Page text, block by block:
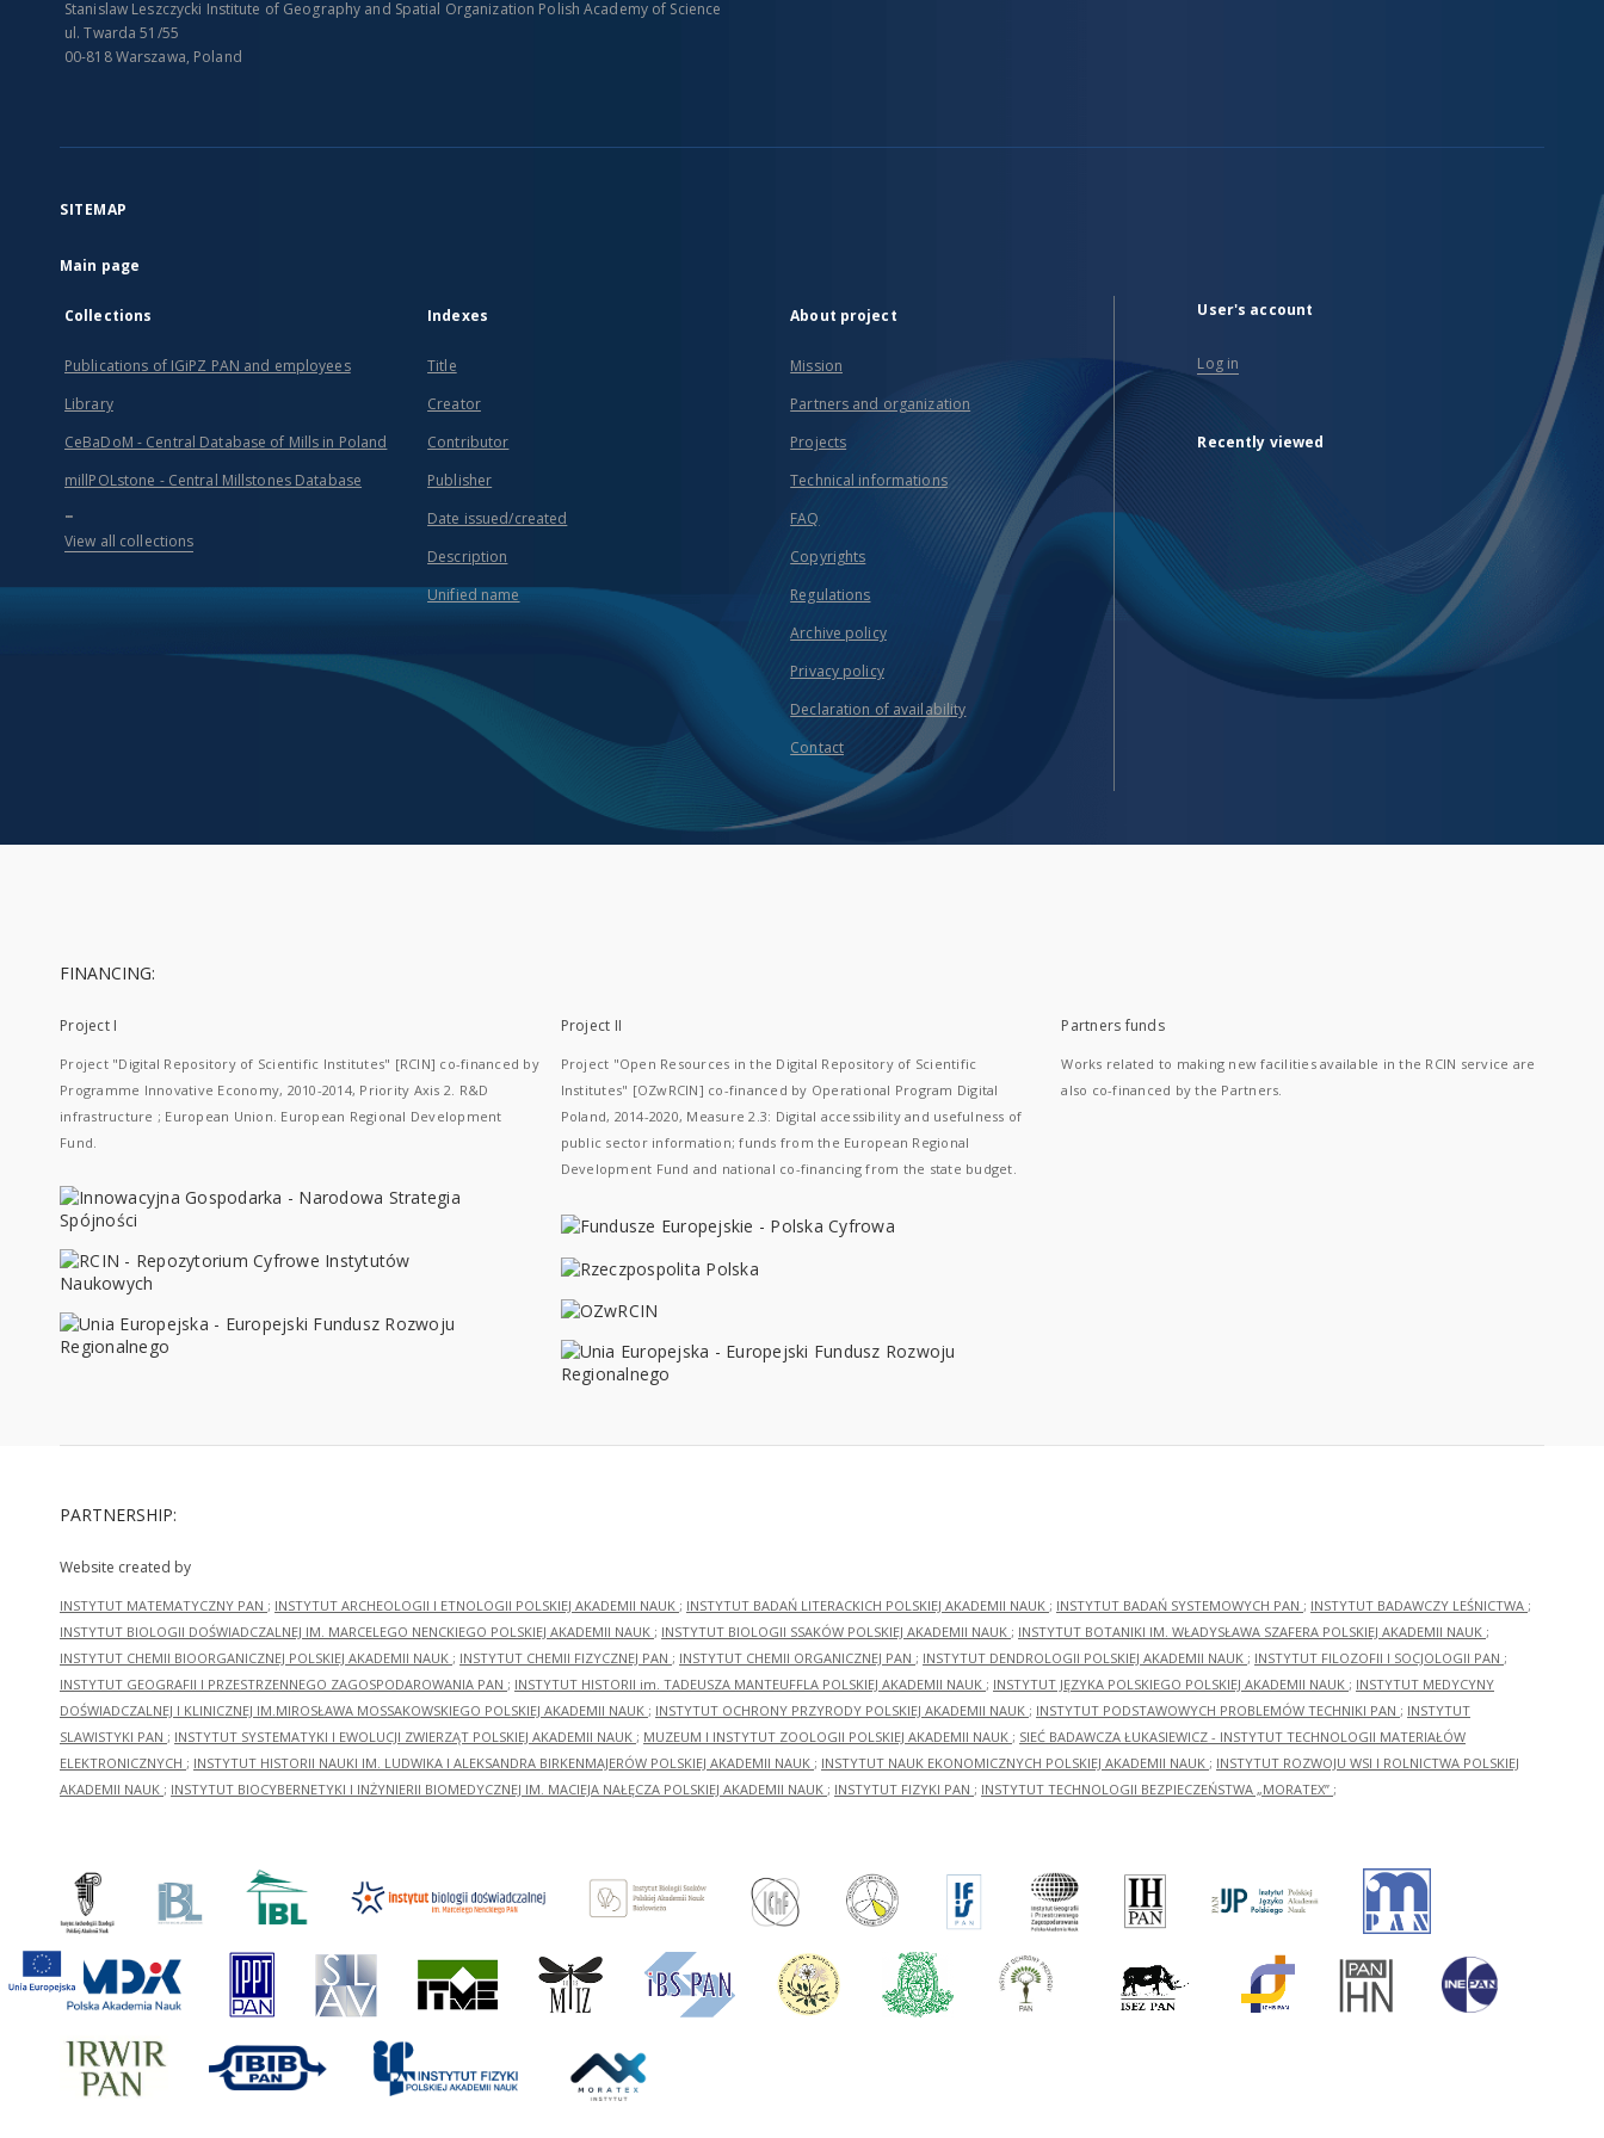
Stanislaw Leszczycki Institute of Geography and Spatial Organization Polish Academy of Science
ul. Twarda 51/55
00-818 Warszawa, Poland
SITEMAP
Main page
Collections
Publications of IGiPZ PAN and employees
Library
CeBaDoM - Central Database of Mills in Poland
millPOLstone - Central Millstones Database
...
View all collections
Indexes
Title
Creator
Contributor
Publisher
Date issued/created
Description
Unified name
About project
Mission
Partners and organization
Projects
Technical informations
FAQ
Copyrights
Regulations
Archive policy
Privacy policy
Declaration of availability
Contact
User's account
Log in
Recently viewed
FINANCING:
Project I
Project "Digital Repository of Scientific Institutes" [RCIN] co-financed by
Programme Innovative Economy, 2010-2014, Priority Axis 2. R&D
infrastructure ; European Union. European Regional Development
Fund.
Project II
Project "Open Resources in the Digital Repository of Scientific
Institutes" [OZwRCIN] co-financed by Operational Program Digital
Poland, 2014-2020, Measure 2.3: Digital accessibility and usefulness of
public sector information; funds from the European Regional
Development Fund and national co-financing from the state budget.
Partners funds
Works related to making new facilities available in the RCIN service are
also co-financed by the Partners.
PARTNERSHIP:
Website created by
INSTYTUT MATEMATYCZNY PAN ; INSTYTUT ARCHEOLOGII I ETNOLOGII POLSKIEJ AKADEMII NAUK ; INSTYTUT BADAŃ LITERACKICH POLSKIEJ AKADEMII NAUK ; INSTYTUT BADAŃ SYSTEMOWYCH PAN ; INSTYTUT BADAWCZY LEŚNICTWA ;
INSTYTUT BIOLOGII DOŚWIADCZALNEJ IM. MARCELEGO NENCKIEGO POLSKIEJ AKADEMII NAUK ; INSTYTUT BIOLOGII SSAKÓW POLSKIEJ AKADEMII NAUK ; INSTYTUT BOTANIKI IM. WŁADYSŁAWA SZAFERA POLSKIEJ AKADEMII NAUK ;
INSTYTUT CHEMII BIOORGANICZNEJ POLSKIEJ AKADEMII NAUK ; INSTYTUT CHEMII FIZYCZNEJ PAN ; INSTYTUT CHEMII ORGANICZNEJ PAN ; INSTYTUT DENDROLOGII POLSKIEJ AKADEMII NAUK ; INSTYTUT FILOZOFII I SOCJOLOGII PAN ;
INSTYTUT GEOGRAFII I PRZESTRZENNEGO ZAGOSPODAROWANIA PAN ; INSTYTUT HISTORII im. TADEUSZA MANTEUFFLA POLSKIEJ AKADEMII NAUK ; INSTYTUT JĘZYKA POLSKIEGO POLSKIEJ AKADEMII NAUK ; INSTYTUT MEDYCYNY
DOŚWIADCZALNEJ I KLINICZNEJ IM.MIROSŁAWA MOSSAKOWSKIEGO POLSKIEJ AKADEMII NAUK ; INSTYTUT OCHRONY PRZYRODY POLSKIEJ AKADEMII NAUK ; INSTYTUT PODSTAWOWYCH PROBLEMÓW TECHNIKI PAN ; INSTYTUT
SLAWISTYKI PAN ; INSTYTUT SYSTEMATYKI I EWOLUCJI ZWIERZĄT POLSKIEJ AKADEMII NAUK ; MUZEUM I INSTYTUT ZOOLOGII POLSKIEJ AKADEMII NAUK ; SIEĆ BADAWCZA ŁUKASIEWICZ - INSTYTUT TECHNOLOGII MATERIAŁÓW
ELEKTRONICZNYCH ; INSTYTUT HISTORII NAUKI IM. LUDWIKA I ALEKSANDRA BIRKENMAJERÓW POLSKIEJ AKADEMII NAUK ; INSTYTUT NAUK EKONOMICZNYCH POLSKIEJ AKADEMII NAUK ; INSTYTUT ROZWOJU WSI I ROLNICTWA POLSKIEJ
AKADEMII NAUK ; INSTYTUT BIOCYBERNETYKI I INŻYNIERII BIOMEDYCZNEJ IM. MACIEJA NAŁĘCZA POLSKIEJ AKADEMII NAUK ; INSTYTUT FIZYKI PAN ; INSTYTUT TECHNOLOGII BEZPIECZEŃSTWA „MORATEX” ;